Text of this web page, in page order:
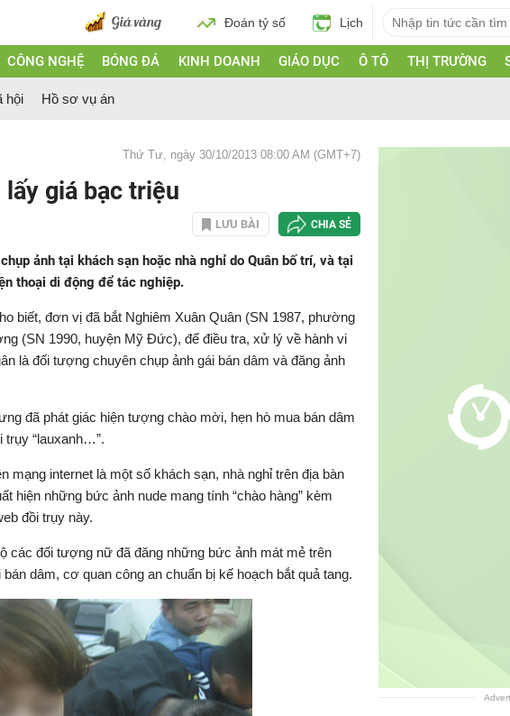
Đoán tỷ số Lịch
CÔNG NGHỆ BÓNG ĐÁ KINH DOANH GIÁO DỤC Ô TÔ THỊ TRƯỜNG
hội Hồ sơ vụ án
Thứ Tư, ngày 30/10/2013 08:00 AM (GMT+7)
lấy giá bạc triệu
LƯU BÀI CHIA SẺ
ảnh tại khách sạn hoặc nhà nghỉ do Quân bố trí, và tại
thoại di động để tác nghiệp.
biết, đơn vị đã bắt Nghiêm Xuân Quân (SN 1987, phường
(SN 1990, huyện Mỹ Đức), để điều tra, xử lý về hành vi
là đối tượng chuyên chụp ảnh gái bán dâm và đăng ảnh
đã phát giác hiện tượng chào mời, hẹn hò mua bán dâm
trụy “lauxanh…”.
mạng internet là một số khách sạn, nhà nghỉ trên địa bàn
hiện những bức ảnh nude mang tính “chào hàng” kèm
đồi trụy này.
các đối tượng nữ đã đăng những bức ảnh mát mẻ trên
dâm, cơ quan công an chuẩn bị kế hoạch bắt quả tang.